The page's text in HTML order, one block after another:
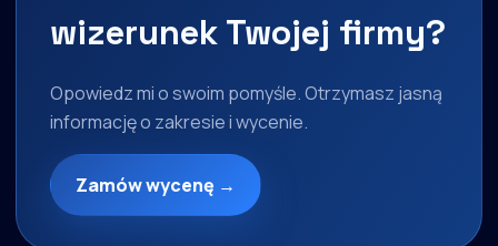
wizerunek Twojej firmy?
Opowiedz mi o swoim pomyśle. Otrzymasz jasną
informację o zakresie i wycenie.
Zamów wycenę →